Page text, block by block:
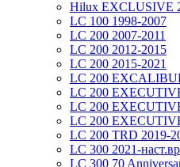
Hilux EXCLUSIVE
LC 100 1998-2007
LC 200 2007-2011
LC 200 2012-2015
LC 200 2015-2021
LC 200
LC 200
LC 200
LC 200
LC 200 TRD 2019-
LC 300 2021-
LC 300 70